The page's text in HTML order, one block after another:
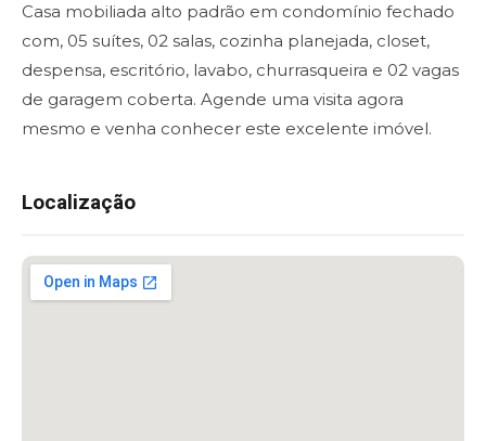
Casa mobiliada alto padrão em condomínio fechado
com, 05 suítes, 02 salas, cozinha planejada, closet,
despensa, escritório, lavabo, churrasqueira e 02 vagas
de garagem coberta. Agende uma visita agora
mesmo e venha conhecer este excelente imóvel.
Localização